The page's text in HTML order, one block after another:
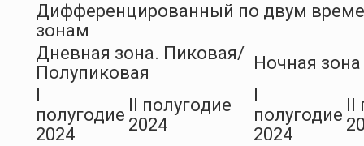
Дифференцированный по двум
зонам
Дневная зона. Пиковая/
Полупиковая
Ночная зона
полугодие
2024
II полугодие
2024
полугодие
2024